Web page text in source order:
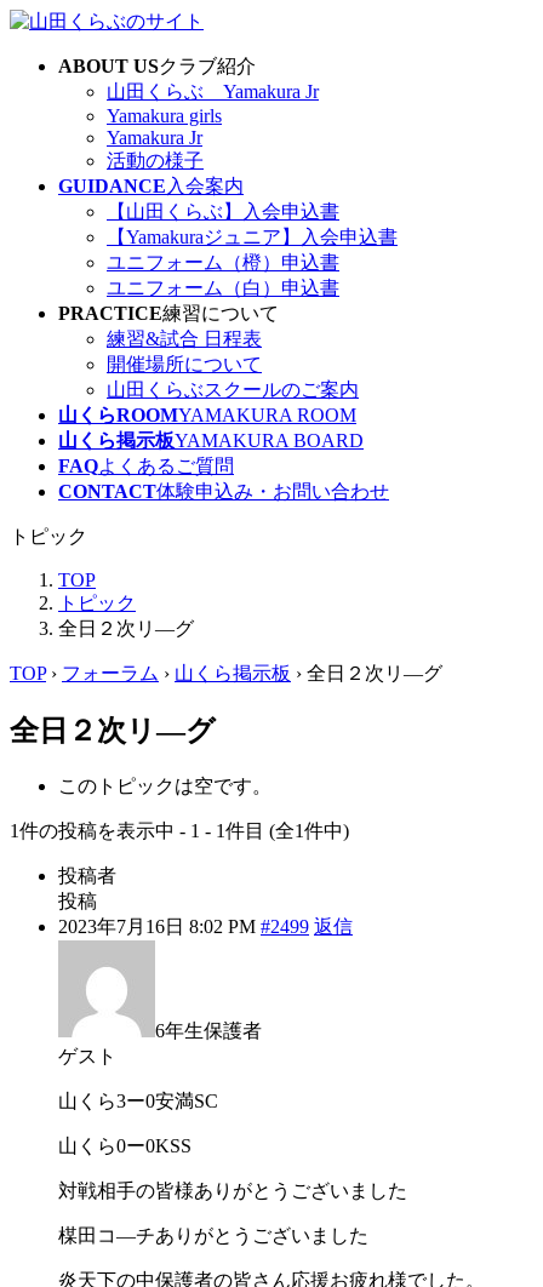
コ
ナ
ABOUT USクラブ紹介
山田くらぶ Yamakura Jr
Yamakura girls
Yamakura Jr
活動の様子
GUIDANCE 入会案内
【山田くらぶ】入会申込書
【Yamakuraジュニア】入会申込書
ユニフォーム（橙）申込書
ユニフォーム（白）申込書
PRACTICE練習について
練習&試合 日程表
開催場所について
山田くらぶスクールのご案内
山くらROOMYAMAKURA ROOM
山くら掲示板YAMAKURA BOARD
FAQよくあるご質問
CONTACT体験申込み・お問い合わせ
トピック
TOP
トピック
全日２次リ―グ
TOP › フォーラム › 山くら掲示板 › 全日２次リ―グ
全日２次リ―グ
このトピックは空です。
1件の投稿を表示中 - 1 - 1件目 (全1件中)
投稿者
投稿
2023年7月16日 8:02 PM #2499 返信
6年生保護者
ゲスト
山くら3ー0安満SC
山くら0ー0KSS
対戦相手の皆様ありがとうございました
楳田コ―チありがとうございました
炎天下の中保護者の皆さん応援お疲れ様でした。